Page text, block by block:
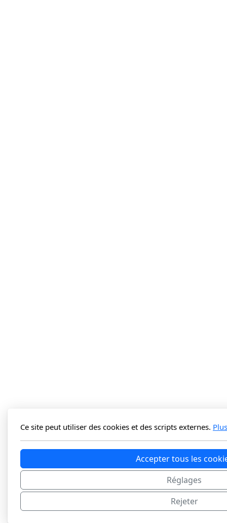
Ce site peut utiliser des cookies et des scripts externes.
Accepter tous les
Réglages
Rejeter